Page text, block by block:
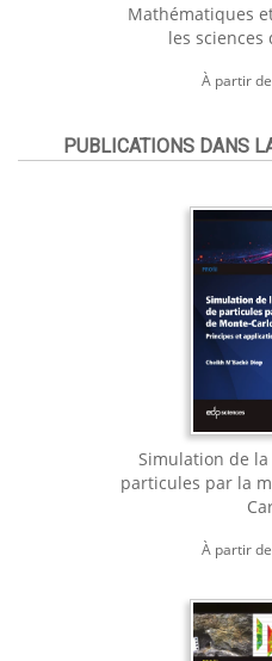
Mathématiques
les sciences
À partir de
PUBLICATIONS DANS
Simulation de
particules par la
À partir de